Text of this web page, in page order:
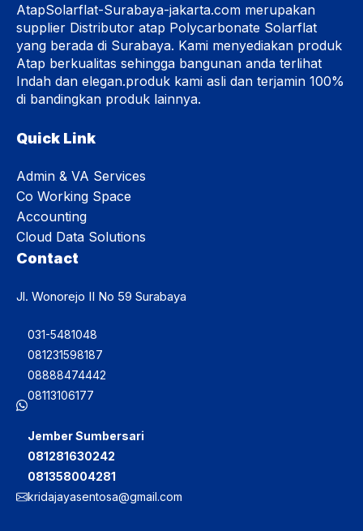
AtapSolarflat-Surabaya-jakarta.com merupakan
supplier Distributor atap Polycarbonate Solarflat
yang berada di Surabaya. Kami menyediakan produk
Atap berkualitas sehingga bangunan anda terlihat
Indah dan elegan.produk kami asli dan terjamin 100%
di bandingkan produk lainnya.
Quick Link
Admin & VA Services
Co Working Space
Accounting
Cloud Data Solutions
Contact
Jl. Wonorejo II No 59 Surabaya
031-5481048
081231598187
08888474442
08113106177
Jember Sumbersari
081281630242
081358004281
kridajayasentosa@gmail.com